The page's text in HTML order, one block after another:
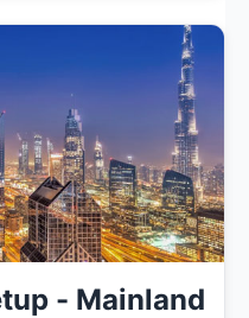
- Mainland